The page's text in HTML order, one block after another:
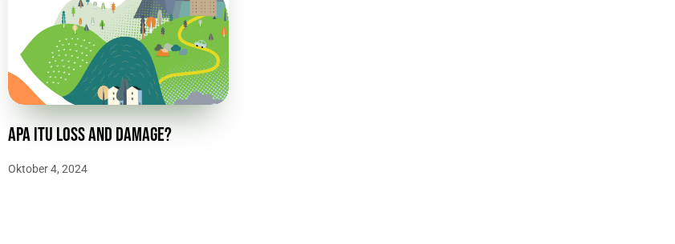
Apa itu Loss and Damage?
Oktober 4, 2024